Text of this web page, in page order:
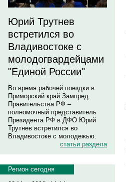
Юрий Трутнев
встретился во
Владивостоке с
молодогвардейцами
"Единой России"
Во время рабочей поездки в
Приморский край Зампред
Правительства РФ –
полномочный представитель
Президента РФ в ДФО Юрий
Трутнев встретился во
Владивостоке с молодежью.
статьи раздела
Регион сегодня